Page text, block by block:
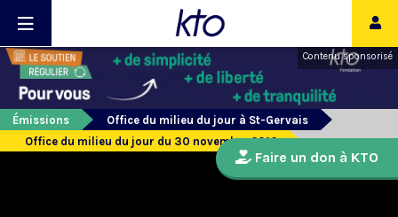
Contenu sponsorisé
Émissions
Office du milieu du jour à St-Gervais
Office du milieu du jour du 30 novembre 2016
Faire un don à KTO